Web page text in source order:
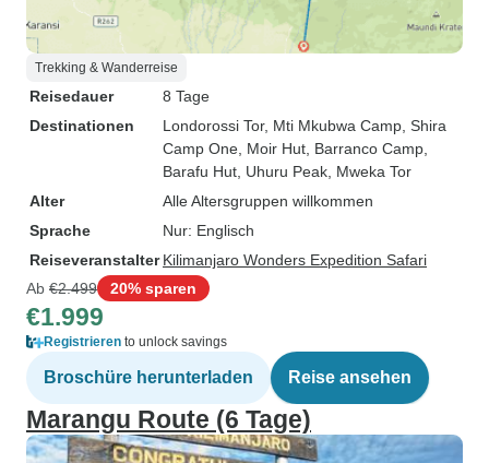
Trekking & Wanderreise
Reisedauer
8 Tage
Destinationen
Londorossi Tor, Mti Mkubwa Camp , Shira
Camp One , Moir Hut , Barranco Camp
Barafu Hut , Uhuru Peak , Mweka Tor
Alter
Alle Altersgruppen willkommen
Sprache
Nur: Englisch
Reiseveranstalter Kilimanjaro Wonders Expedition Safari
Ab €2.499 20% sparen
€1.999
Registrieren to unlock savings
Broschüre herunterladen Reise ansehen
Marangu Route (6 Tage)